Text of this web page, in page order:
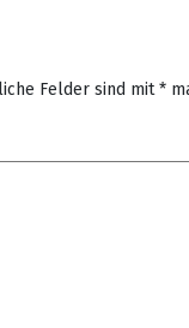
Felder sind mit*